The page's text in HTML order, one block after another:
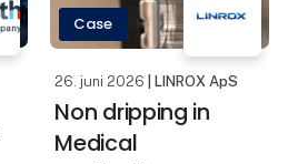
komponenter fra
automationssys
Case
26. juni 2026 | LINROX ApS
Non dripping in
Medical